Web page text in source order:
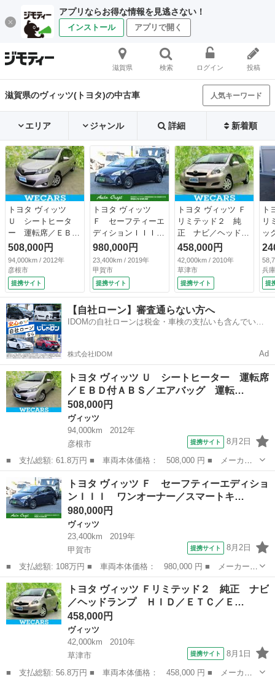
アプリならお得な情報を見逃さない！
インストール アプリで開く
滋賀県 検索 ログイン 投稿
滋賀県のヴィッツ(トヨタ)の中古車 人気キーワード
エリア ジャンル 詳細 新着順
トヨタ ヴィッツ
Ｕ シートヒータ
ー 運転席／ＥＢＤ
付ＡＢＳ／エアバッ
グ 運転席／エアバ
ッグ 助手席／パワ
ーウインドウ／エン
ジンスタートボタン
／キーレスエントリ
ー／オートエアコン
／オートライト／盗
難防止システム
（検9.3）
508,000円
94,000km / 2012年
彦根市
提携サイト
トヨタ ヴィッツ
Ｆ セーフティーエ
ディションＩＩＩ
ワンオーナー／スマ
ートキー／プッシュ
スタート／Ｐａｎａ
ｓｏｎｉｃナビゲー
ション／バックカメ
ラ／ＥＴＣ／アイド
リングストップ／ク
リアランスソナー／
（検10.5）
980,000円
23,400km / 2019年
甲賀市
提携サイト
トヨタ ヴィッツ Ｆ
リミテッド２ 純
正 ナビ／ヘッドラ
ンプ ＨＩＤ／ＥＴ
Ｃ／ＥＢＤ付ＡＢＳ
／横滑り防止装置／
禁煙車／エアバッ
グ 運転席／エアバ
ッグ 助手席／衝突
安全ボディ／パワー
ウインドウ／エンジ
458,000円
42,000km / 2010年
草津市
提携サイト
ト
リ
ッ
Ｄ
キ
テ
ィ
席
付
兵
提
【自社ローン】審査通らない方へ
IDOMの自社ローンは税金・車検の支払いも含んでいる
株式会社IDOM Ad
トヨタ ヴィッツ Ｕ シートヒーター 運転席
／ＥＢＤ付ＡＢＳ／エアバッグ 運転…
508,000円
ヴィッツ
94,000km
2012年
彦根市
提携サイト 8月2日
■ 支払総額: 61.8万円 ■ 車両本体価格： 508,000 円 ■ メーカー
名： トヨタ ■ 車種名： ヴィッツ ■ グレード名： Ｕ シート
ヒーター 運転席／ＥＢＤ付ＡＢＳ／エアバッグ 運転席／エアバッ
グ 助手席／...
彦根市 ヴィッツ
トヨタ ヴィッツ Ｆ セーフティーエディショ
ンＩＩＩ ワンオーナー／スマートキ…
980,000円
ヴィッツ
23,400km
2019年
甲賀市
提携サイト 8月2日
■ 支払総額: 108万円 ■ 車両本体価格： 980,000 円 ■ メーカー
名： トヨタ ■ 車種名： ヴィッツ ■ グレード名： Ｆ セーフ
ティーエディションＩＩＩ ワンオーナー／スマートキー／プッシュ
スタート／Ｐａ...
滋賀 甲賀市 ヴィッツ
トヨタ ヴィッツ Ｆリミテッド２ 純正 ナビ
／ヘッドランプ ＨＩＤ／ＥＴＣ／Ｅ…
458,000円
ヴィッツ
42,000km
2010年
草津市
提携サイト 8月1日
■ 支払総額: 56.8万円 ■ 車両本体価格： 458,000 円 ■ メーカー